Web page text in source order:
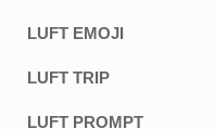
LUFT EMOJI
LUFT TRIP
LUFT PROMPT